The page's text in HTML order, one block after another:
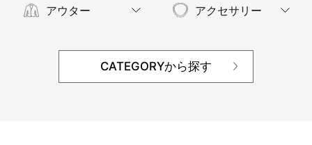
アウター アクセサリー
CATEGORYから探す